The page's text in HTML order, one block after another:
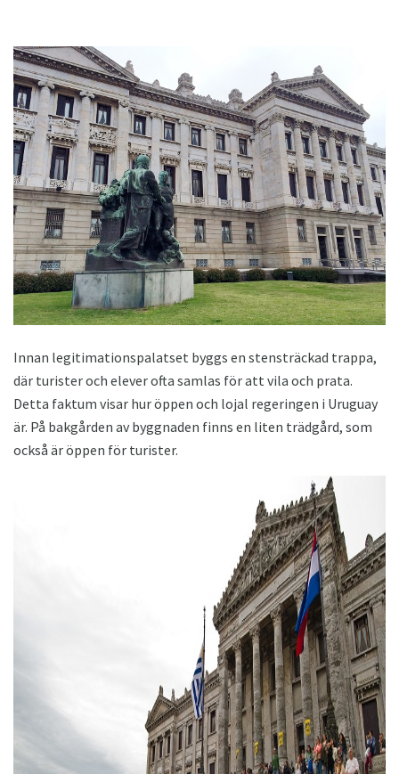
Innan legitimationspalatset byggs en stensträckad trappa,
där turister och elever ofta samlas för att vila och prata.
Detta faktum visar hur öppen och lojal regeringen i Uruguay
är. På bakgården av byggnaden finns en liten trädgård, som
också är öppen för turister.